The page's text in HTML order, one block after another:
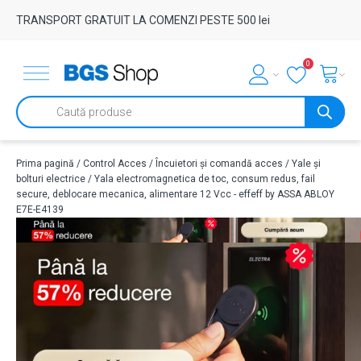
TRANSPORT GRATUIT LA COMENZI PESTE 500 lei
0
Products
search
Prima pagină / Control Acces / Încuietori și comandă acces / Yale și
bolturi electrice / Yala electromagnetica de toc, consum redus, fail
secure, deblocare mecanica, alimentare 12 Vcc - effeff by ASSA ABLOY
E7E-E4139